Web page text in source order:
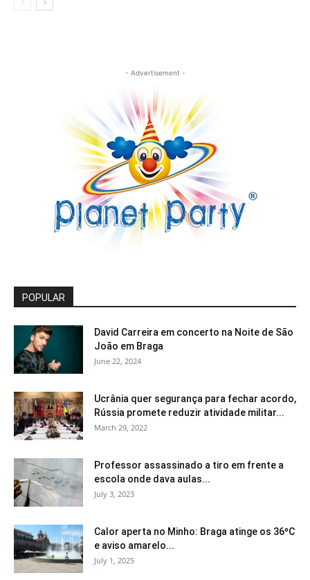
- Advertisement -
POPULAR
David Carreira em concerto na Noite de São
João em Braga
June 22, 2024
Ucrânia quer segurança para fechar acordo,
Rússia promete reduzir atividade militar...
March 29, 2022
Professor assassinado a tiro em frente a
escola onde dava aulas...
July 3, 2023
Calor aperta no Minho: Braga atinge os 36ºC
e aviso amarelo...
July 1, 2025